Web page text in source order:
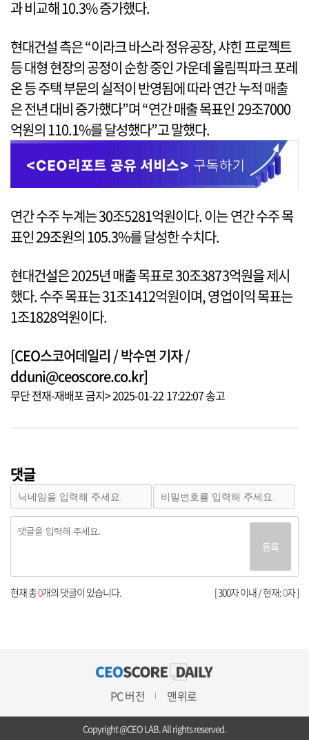
과 비교해 10.3% 증가했다.
현대건설 측은 “이라크 바스라 정유공장, 샤힌 프로젝트
등 대형 현장의 공정이 순항 중인 가운데 올림픽파크 포레
온 등 주택 부문의 실적이 반영됨에 따라 연간 누적 매출
은 전년 대비 증가했다”며 “연간 매출 목표인 29조7000
억원의 110.1%를 달성했다”고 말했다.
연간 수주 누계는 30조5281억원이다. 이는 연간 수주 목
표인 29조원의 105.3%를 달성한 수치다.
현대건설은 2025년 매출 목표로 30조3873억원을 제시
했다. 수주 목표는 31조1412억원이며, 영업이익 목표는
1조1828억원이다.
[CEO스코어데일리 / 박수연 기자 /
dduni@ceoscore.co.kr]
무단 전재-재배포 금지> 2025-01-22 17:22:07 송고
댓글
등록
[ 300자 이내 / 현재:0자 ]
현재 총0개의 댓글이 있습니다.
PC 버전 맨위로
Copyright @CEO LAB. All rights reserved.